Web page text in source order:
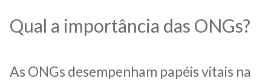
Qual a importância das ONGs?
As ONGs desempenham papéis vitais na